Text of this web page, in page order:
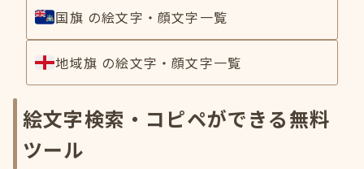
国旗 の絵文字・顔文字一覧
地域旗 の絵文字・顔文字一覧
絵文字検索・コピペができる無料
ツール